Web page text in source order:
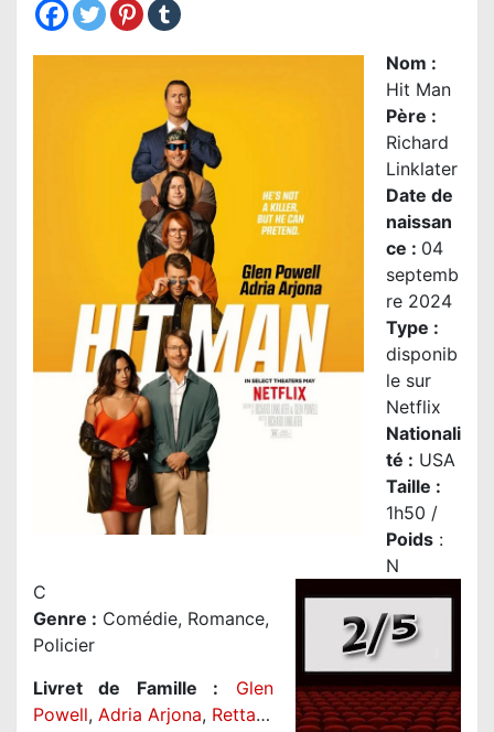
Nom :
Hit Man
Père :
Richard
Linklater
Date de
naissan
ce : 04
septemb
re 2024
Type :
disponib
le sur
Netflix
Nationali
té : USA
Taille :
1h50 /
Poids :
N
C
Genre : Comédie, Romance,
Policier
Livret de Famille :
Glen
Powell, Adria Arjona, Retta…